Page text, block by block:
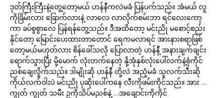
ဒုတ်ကြီးကြီးနဲ့တွေ့တော့မယ် ဟန်နီကလဲမခံ ပြန်ပက်သည်။ အံမယ် လူ
ကိုခြိမ်းလား ခြောက်လားနဲ့ လာလေ လာလိုက်စမ်းဘာ ရင်လေးကော့
ကာ ခပ်စွစွာလေ ပြန်ရန်တွေ့သည်။ ဒီအထိတော့ မင်းညို မစောင့်စည်း
နိုင်တော့ မြောင်းပေးထားတာတောင် ရေကမလာရင် အားနားစရာဖြစ်
တော့မယ်မဟုတ်လား စိန်ခေါ်သလို ပြောလာတဲ့ ဟန်နီ့ အနားချက်ချင်း
ရောက်သွားပြီး မို့မောက် လုံးတက်နေတဲ့ နို့အုံနှစ်လုံးပေါ်လက်နဲ့စုံကိုင်
ညစ်ချေလိူက်သည်။ ဒါမျိုးဆို ဟန်နီ တို့လဲ အညံ့မခံ သူလက်သီးဆို
ကိုယ်လက်ဝါးပဲ မင်းညို ပုဆိုးပေါ်ကနေ လီးကိုဖမ်းကိုင်သည်။ အား …
ကျွတ် ကျွတ် သမီး ဥကိုသိပ်မညစ်နဲ့ …အချောင်းကိုကိုင်